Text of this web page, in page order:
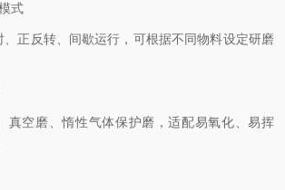
式
反转、间歇运行，可根据不同物料设定研磨
空磨、惰性气体保护磨，适配易氧化、易挥